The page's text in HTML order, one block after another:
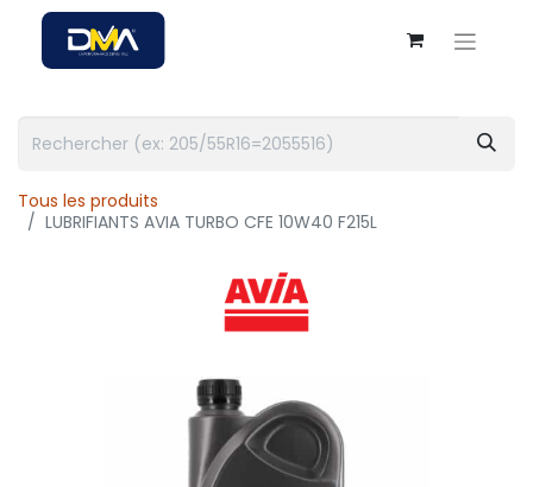
Tous les produits
LUBRIFIANTS AVIA TURBO CFE 10W40 F215L